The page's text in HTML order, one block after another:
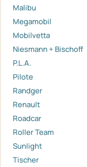
Malibu
Megamobil
Mobilvetta
Niesmann + Bischoff
P.L.A.
Pilote
Randger
Renault
Roadcar
Roller Team
Sunlight
Tischer